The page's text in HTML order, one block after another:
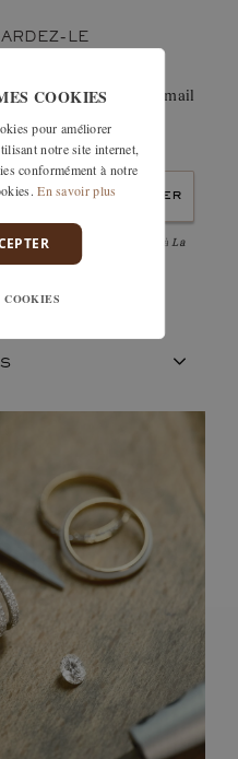
LE
de cette création par e-mail
proche.
envoyer
et d'être abonné à La
COOKIES
pour améliorer
notre site internet,
conformément à notre
En savoir plus
COOKIES